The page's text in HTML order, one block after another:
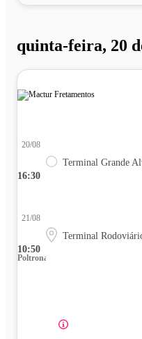
quinta-feira, 20
16:30
20/08
Terminal Grande
10:50
21/08
Terminal
Poltrona